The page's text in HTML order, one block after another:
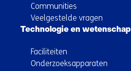
Communities
Veelgestelde vragen
Technologie en wetenschap
Faciliteiten
Onderzoeksapparaten